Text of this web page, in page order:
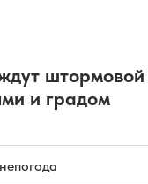
штормовой
и градом